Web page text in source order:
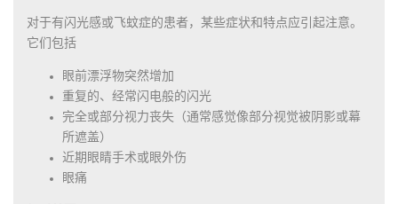
对于有闪光感或飞蚊症的患者，某些症状和特点应引起注意。
它们包括
眼前漂浮物突然增加
重复的、经常闪电般的闪光
完全或部分视力丧失（通常感觉像部分视觉被阴影或幕
所遮盖）
近期眼睛手术或眼外伤
眼痛